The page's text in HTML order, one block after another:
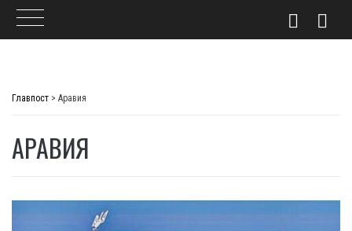
Главпост > Аравия
АРАВИЯ